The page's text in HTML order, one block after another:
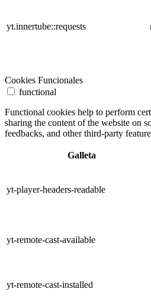
yt.innertube::requests
Cookies Funcionales
functional
Functional cookies help to perform
sharing the content of the website on
feedbacks, and other third-party
Galleta
yt-player-headers-readable
yt-remote-cast-available
yt-remote-cast-installed